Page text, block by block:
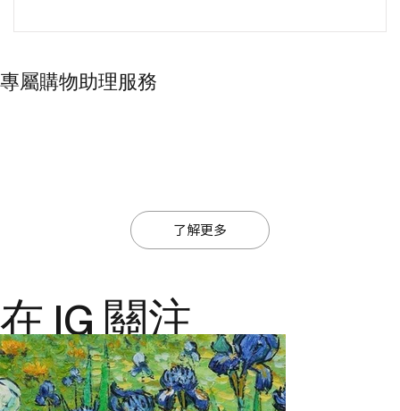
把保養從「要做的事」，慢慢轉化為「想做的事」——一種帶著溫
專屬購物助理服務
了解更多
在 IG 關注
@ajiajmacau